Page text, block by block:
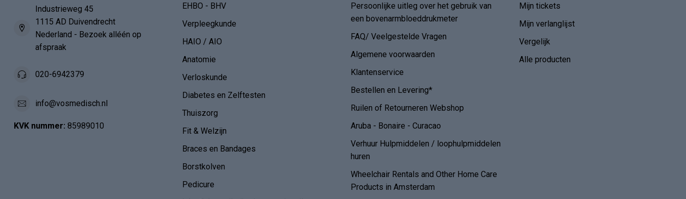
Industrieweg 45
1115 AD Duivendrecht
Nederland - Bezoek alléén op
afspraak
020-6942379
info@vosmedisch.nl
KVK nummer: 85989010
EHBO - BHV
Verpleegkunde
HAIO / AIO
Anatomie
Verloskunde
Diabetes en Zelftesten
Thuiszorg
Fit & Welzijn
Braces en Bandages
Borstkolven
Pedicure
Persoonlijke uitleg over het gebruik van
een bovenarmbloeddrukmeter
FAQ/ Veelgestelde Vragen
Algemene voorwaarden
Klantenservice
Bestellen en Levering*
Ruilen of Retourneren Webshop
Aruba - Bonaire - Curacao
Verhuur Hulpmiddelen / loophulpmiddelen
huren
Wheelchair Rentals and Other Home Care
Products in Amsterdam
Mijn tickets
Mijn verlanglijst
Vergelijk
Alle producten